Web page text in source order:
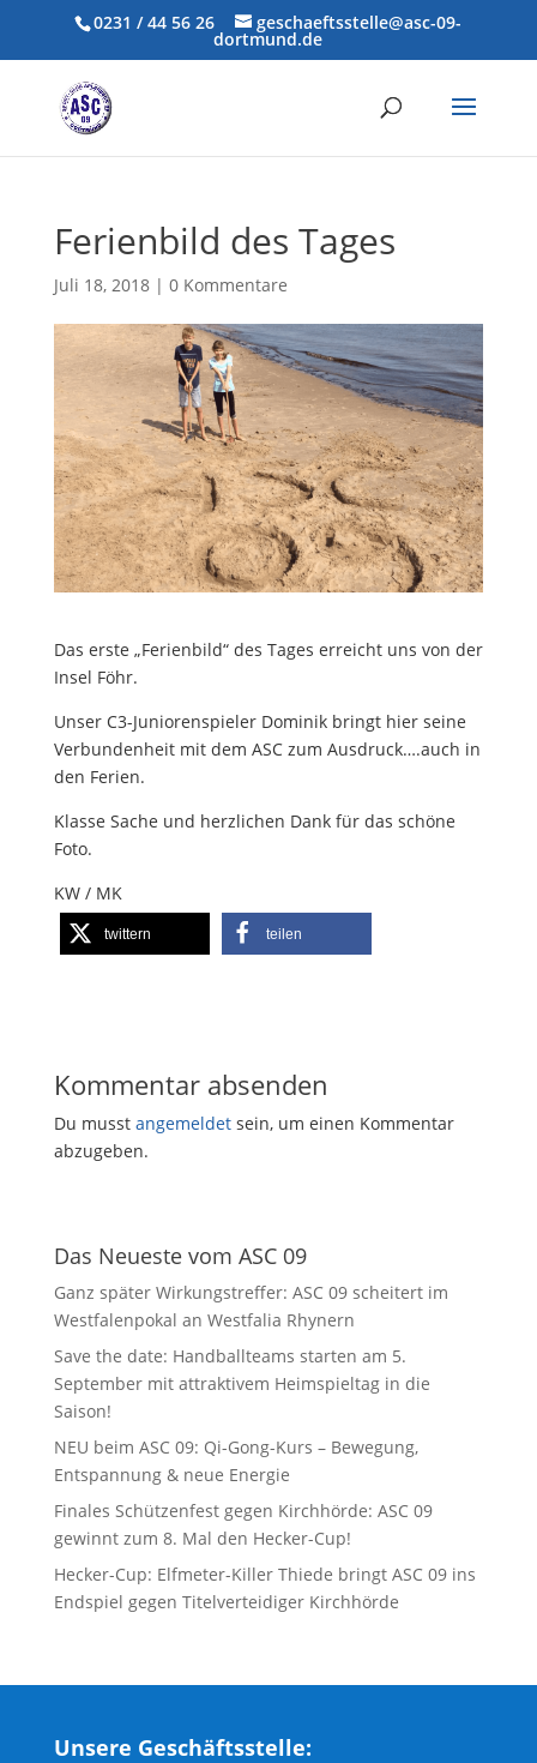
0231 / 44 56 26 geschaeftsstelle@asc-09-
dortmund.de
Ferienbild des Tages
Juli 18, 2018| 0 Kommentare
Das erste „Ferienbild“ des Tages erreicht uns von der
Insel Föhr.
Unser C3-Juniorenspieler Dominik bringt hier seine
Verbundenheit mit dem ASC zum Ausdruck….auch in
den Ferien.
Klasse Sache und herzlichen Dank für das schöne
Foto.
KW / MK
twittern teilen
Kommentar absenden
Du musst angemeldetsein, um einen Kommentar
abzugeben.
Das Neueste vom ASC 09
Ganz später Wirkungstreffer: ASC 09 scheitert im
Westfalenpokal an Westfalia Rhynern
Save the date: Handballteams starten am 5.
September mit attraktivem Heimspieltag in die
Saison!
NEU beim ASC 09: Qi-Gong-Kurs – Bewegung,
Entspannung & neue Energie
Finales Schützenfest gegen Kirchhörde: ASC 09
gewinnt zum 8. Mal den Hecker-Cup!
Hecker-Cup: Elfmeter-Killer Thiede bringt ASC 09 ins
Endspiel gegen Titelverteidiger Kirchhörde
Unsere Geschäftsstelle: